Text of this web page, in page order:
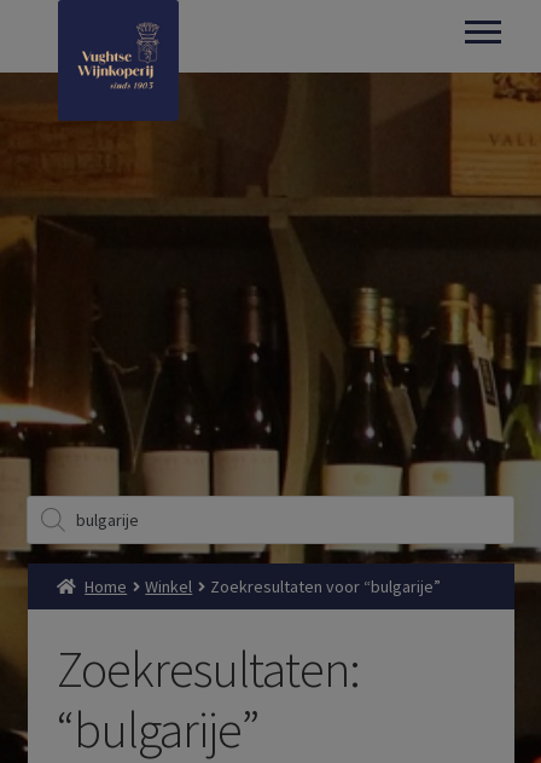
Producten
zoeken
Home Winkel Zoekresultaten voor “bulgarije”
Zoekresultaten:
“bulgarije”